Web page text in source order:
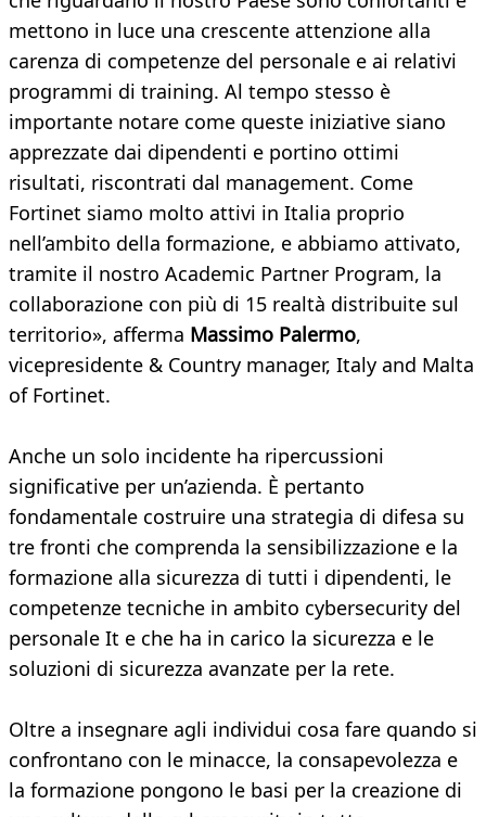
mettono in luce una crescente attenzione alla
carenza di competenze del personale e ai relativi
programmi di training. Al tempo stesso è
importante notare come queste iniziative siano
apprezzate dai dipendenti e portino ottimi
risultati, riscontrati dal management. Come
Fortinet siamo molto attivi in Italia proprio
nell’ambito della formazione, e abbiamo attivato,
tramite il nostro Academic Partner Program, la
collaborazione con più di 15 realtà distribuite sul
territorio», afferma Massimo Palermo,
vicepresidente & Country manager, Italy and Malta
of Fortinet.
Anche un solo incidente ha ripercussioni
significative per un’azienda. È pertanto
fondamentale costruire una strategia di difesa su
tre fronti che comprenda la sensibilizzazione e la
formazione alla sicurezza di tutti i dipendenti, le
competenze tecniche in ambito cybersecurity del
personale It e che ha in carico la sicurezza e le
soluzioni di sicurezza avanzate per la rete.
Oltre a insegnare agli individui cosa fare quando si
confrontano con le minacce, la consapevolezza e
la formazione pongono le basi per la creazione di